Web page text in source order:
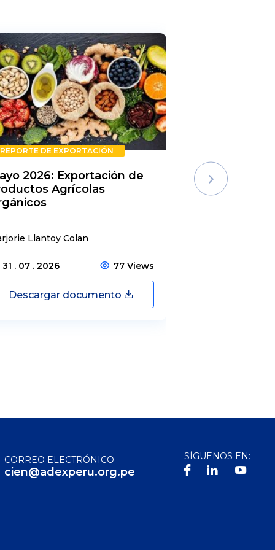
REPORTE DE EXPORTACIÓN
2026: Exportación de
Agrícolas
Llantoy Colan
31 . 07 . 2026 77 Views
Descargar documento
Rechazos
Semestre
CORREO ELECTRÓNICO
cien@adexperu.org.pe
SÍGUENOS EN: